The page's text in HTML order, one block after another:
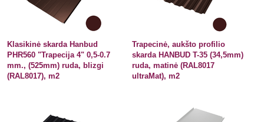
Klasikinė skarda Hanbud
PHR560 "Trapecija 4" 0,5-0.7
mm., (525mm) ruda, blizgi
(RAL8017), m2
Trapecinė, aukšto profilio
skarda HANBUD T-35 (34,5mm)
ruda, matinė (RAL8017
ultraMat), m2